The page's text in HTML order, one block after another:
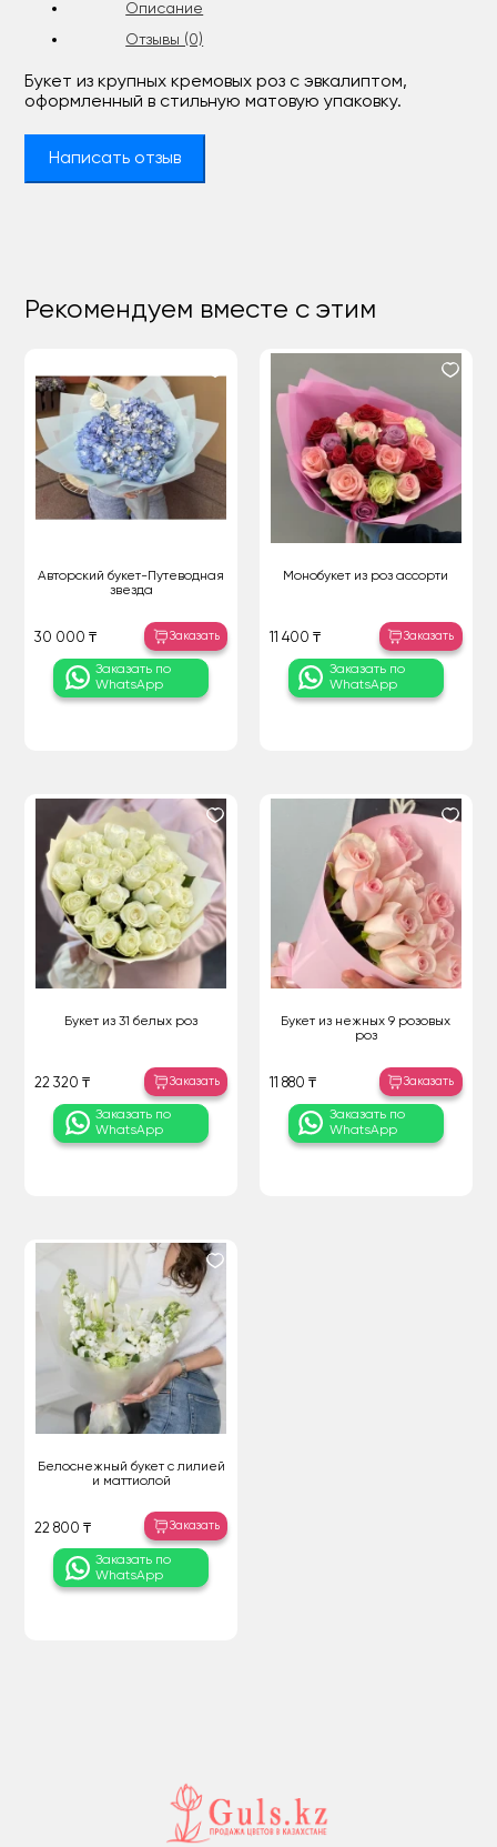
Описание
Отзывы (0)
Букет из крупных кремовых роз с эвкалиптом,
оформленный в стильную матовую упаковку.
Написать отзыв
Рекомендуем вместе с этим
Авторский букет-Путеводная
звезда
30 000 ₸ Заказать
Заказать по
WhatsApp
Монобукет из роз ассорти
11 400 ₸ Заказать
Заказать по
WhatsApp
Букет из 31 белых роз
22 320 ₸ Заказать
Заказать по
WhatsApp
Букет из нежных 9 розовых
роз
11 880 ₸ Заказать
Заказать по
WhatsApp
Белоснежный букет с лилией
и маттиолой
22 800 ₸ Заказать
Заказать по
WhatsApp